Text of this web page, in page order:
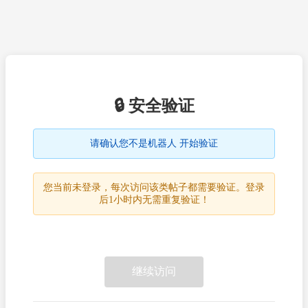
🔒 安全验证
请确认您不是机器人 开始验证
您当前未登录，每次访问该类帖子都需要验证。登录
后1小时内无需重复验证！
继续访问